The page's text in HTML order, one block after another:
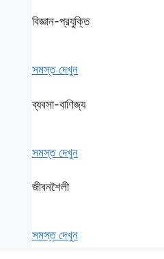
বিজ্ঞান-প্রযুক্তি
সমস্ত দেখুন
ব্যবসা-বাণিজ্য
সমস্ত দেখুন
জীবনশৈলী
সমস্ত দেখুন